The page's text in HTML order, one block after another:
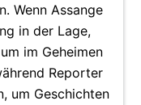
Wenn Assange
in der Lage,
im Geheimen
Reporter
um Geschichten